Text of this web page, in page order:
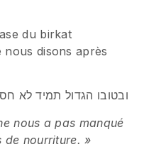
du birkat
nous disons après
ובטובו הגדול תמיד לא
nous a pas manqué
de nourriture. »